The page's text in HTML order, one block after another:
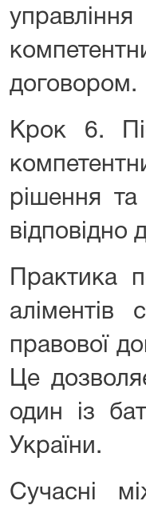
договором.
Крок 6.
рішення та
відповідно
Практика
аліментів
правової
Це
один із
України.
Сучасні